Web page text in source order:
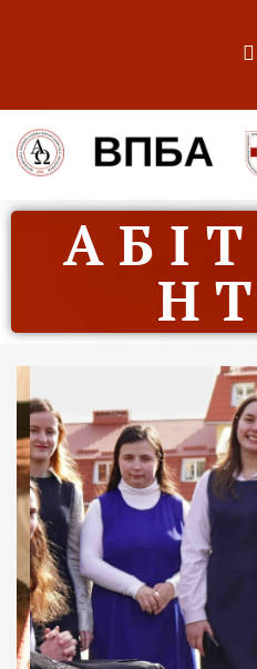
А Б І
Н
ВПБА —